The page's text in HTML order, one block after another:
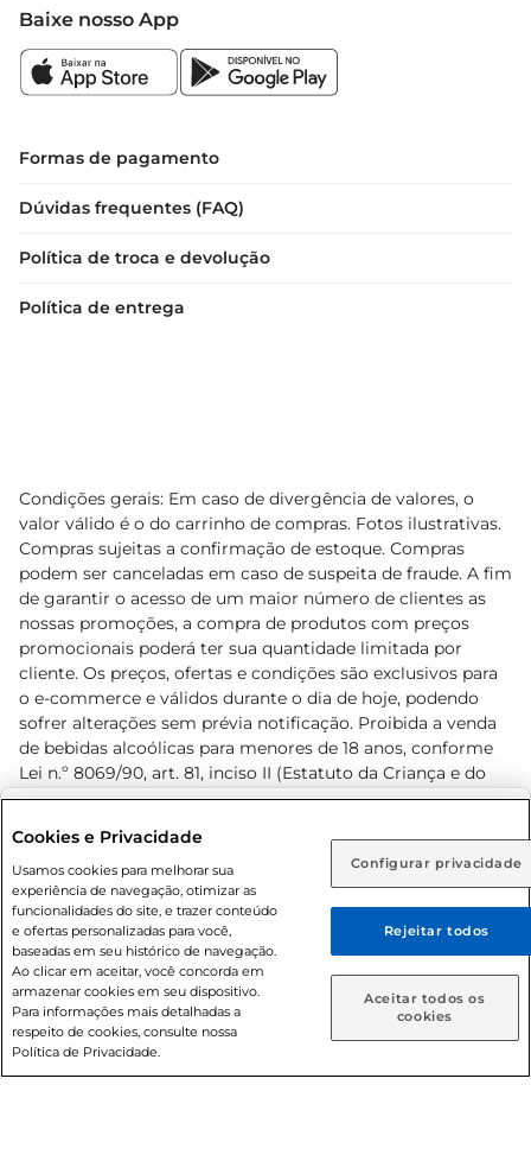
Rio de Janeiro (RJ) Goiás (GO)
Ou
Caso queira comprar online, informe como deseja receber
suas compras:
Entrega em casa Retire em Loja
Baixe nosso App
Formas de pagamento
Dúvidas frequentes (FAQ)
Política de troca e devolução
Política de entrega
Condições gerais: Em caso de divergência de valores, o
valor válido é o do carrinho de compras. Fotos ilustrativas.
Compras sujeitas a confirmação de estoque. Compras
podem ser canceladas em caso de suspeita de fraude. A fim
de garantir o acesso de um maior número de clientes as
nossas promoções, a compra de produtos com preços
promocionais poderá ter sua quantidade limitada por
cliente. Os preços, ofertas e condições são exclusivos para
o e-commerce e válidos durante o dia de hoje, podendo
sofrer alterações sem prévia notificação. Proibida a venda
de bebidas alcoólicas para menores de 18 anos, conforme
Lei n.º 8069/90, art. 81, inciso II (Estatuto da Criança e do
Adolescente). Preços e condições exclusivos para o
prévio. O valor mínimo para as compras on-line é de R$
80,00.
© 2026 Copyright. Todos os direitos
reservados Prezunic.
Cookies e Privacidade
Usamos cookies para melhorar sua
experiência de navegação, otimizar as
funcionalidades do site, e trazer conteúdo
e ofertas personalizadas para você,
baseadas em seu histórico de navegação.
Ao clicar em aceitar, você concorda em
armazenar cookies em seu dispositivo.
Para informações mais detalhadas a
respeito de cookies, consulte nossa
Política de Privacidade.
Configurar privacidade
Rejeitar todos
Aceitar todos os
cookies